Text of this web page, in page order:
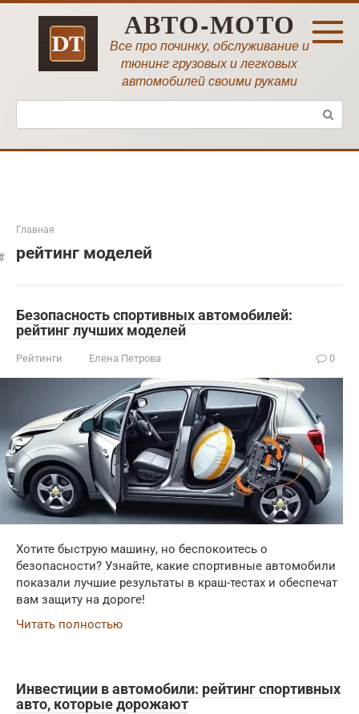
Перейти
АВТО-МОТО
Все про починку, обслуживание и
тюнинг грузовых и легковых
автомобилей своими руками
Поиск:
Главная
рейтинг моделей
Безопасность спортивных автомобилей:
рейтинг лучших моделей
Рейтинги Елена Петрова 0
Хотите быструю машину, но беспокоитесь о
безопасности? Узнайте, какие спортивные автомобили
показали лучшие результаты в краш-тестах и обеспечат
вам защиту на дороге!
Читать полностью
Инвестиции в автомобили: рейтинг спортивных
авто, которые дорожают